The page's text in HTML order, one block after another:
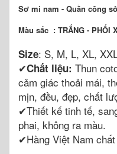
Sơ mi nam - Quần công
Màu sắc : TRẮNG - PHỐI
Size: S, M, L, XL,
✔Chất liệu: Thun
cảm giác thoải mái,
mịn, đều, đẹp, chất
✔Thiết kế tinh tế,
phai, không ra màu.
✔Hàng Việt Nam